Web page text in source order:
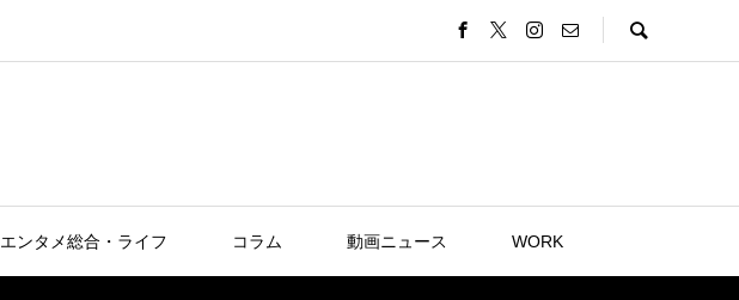
エンタメ総合・ライフ コラム 動画ニュース WORK